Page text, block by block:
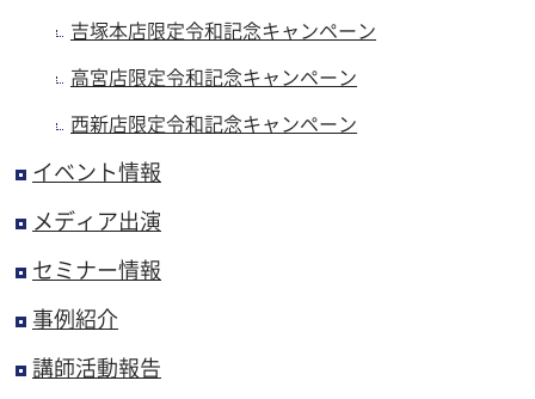
吉塚本店限定令和記念キャンペーン
高宮店限定令和記念キャンペーン
西新店限定令和記念キャンペーン
イベント情報
メディア出演
セミナー情報
事例紹介
講師活動報告